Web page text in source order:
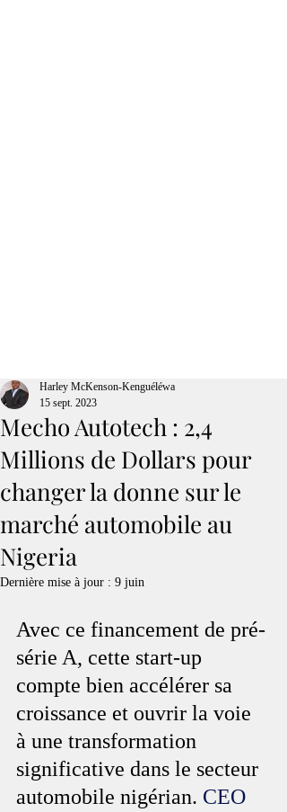
Mecho Autotech : 2,4
Millions de Dollars pour
changer la donne sur le
marché automobile au
Nigeria
Harley McKenson-Kenguéléwa
15 sept. 2023
Dernière mise à jour : 9 juin
Avec ce financement de pré-
série A, cette start-up
compte bien accélérer sa
croissance et ouvrir la voie
à une transformation
significative dans le secteur
automobile nigérian. CEO